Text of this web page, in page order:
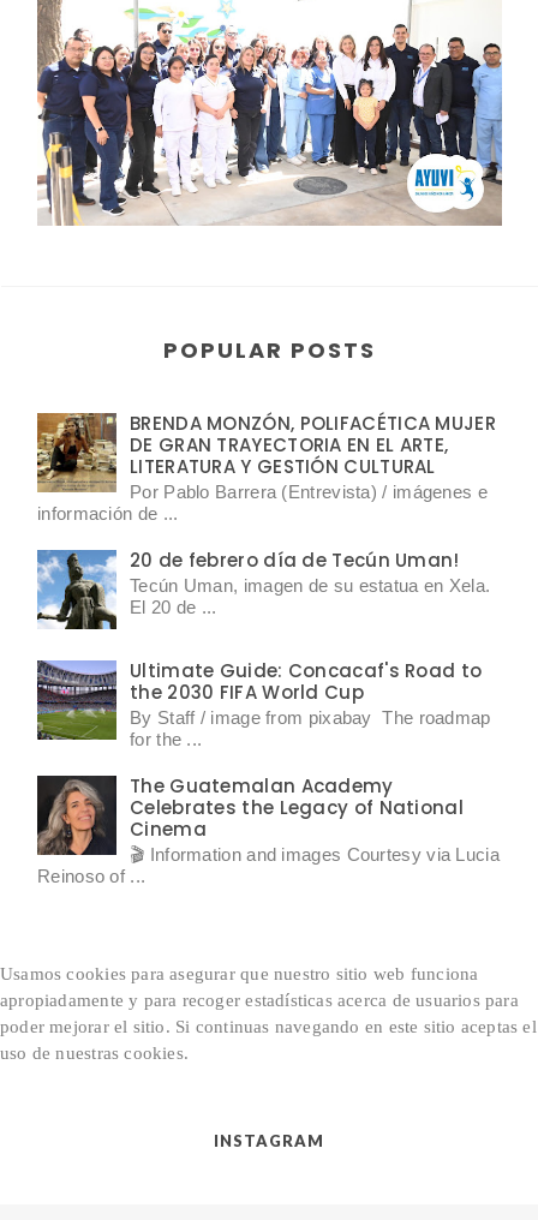
POPULAR POSTS
BRENDA MONZÓN, POLIFACÉTICA MUJER
DE GRAN TRAYECTORIA EN EL ARTE,
LITERATURA Y GESTIÓN CULTURAL
Por Pablo Barrera (Entrevista) / imágenes e
información de ...
20 de febrero día de Tecún Uman!
Tecún Uman, imagen de su estatua en Xela.
El 20 de ...
Ultimate Guide: Concacaf's Road to
the 2030 FIFA World Cup
By Staff / image from pixabay The roadmap
for the ...
The Guatemalan Academy
Celebrates the Legacy of National
Cinema
🎬 Information and images Courtesy via Lucia
Reinoso of ...
Usamos cookies para asegurar que nuestro sitio web funciona
apropiadamente y para recoger estadísticas acerca de usuarios para
poder mejorar el sitio. Si continuas navegando en este sitio aceptas el
uso de nuestras cookies.
INSTAGRAM